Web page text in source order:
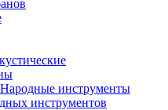
Народные инструменты
инструментов